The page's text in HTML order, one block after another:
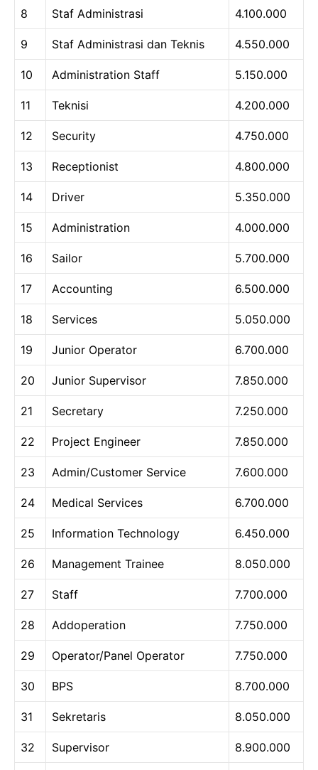
8 Staf Administrasi 4.100.000
9 Staf Administrasi dan Teknis 4.550.000
10 Administration Staff 5.150.000
11 Teknisi 4.200.000
12 Security 4.750.000
13 Receptionist 4.800.000
14 Driver 5.350.000
15 Administration 4.000.000
16 Sailor 5.700.000
17 Accounting 6.500.000
18 Services 5.050.000
19 Junior Operator 6.700.000
20 Junior Supervisor 7.850.000
21 Secretary 7.250.000
22 Project Engineer 7.850.000
23 Admin/Customer Service 7.600.000
24 Medical Services 6.700.000
25 Information Technology 6.450.000
26 Management Trainee 8.050.000
27 Staff 7.700.000
28 Addoperation 7.750.000
29 Operator/Panel Operator 7.750.000
30 BPS 8.700.000
31 Sekretaris 8.050.000
32 Supervisor 8.900.000